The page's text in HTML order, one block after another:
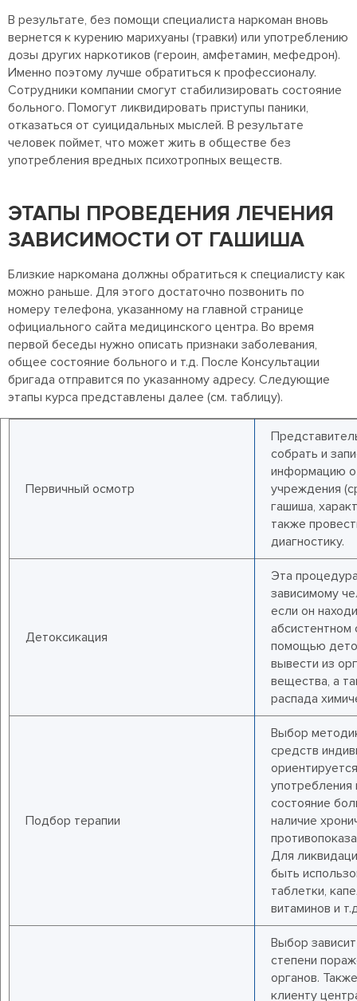
В результате, без помощи специалиста наркоман вновь
вернется к курению марихуаны (травки) или употреблению
дозы других наркотиков (героин, амфетамин, мефедрон).
Именно поэтому лучше обратиться к профессионалу.
Сотрудники компании смогут стабилизировать состояние
больного. Помогут ликвидировать приступы паники,
отказаться от суицидальных мыслей. В результате
человек поймет, что может жить в обществе без
употребления вредных психотропных веществ.
ЭТАПЫ ПРОВЕДЕНИЯ ЛЕЧЕНИЯ
ЗАВИСИМОСТИ ОТ ГАШИША
Близкие наркомана должны обратиться к специалисту как
можно раньше. Для этого достаточно позвонить по
номеру телефона, указанному на главной странице
официального сайта медицинского центра. Во время
первой беседы нужно описать признаки заболевания,
общее состояние больного и т.д. После Консультации
бригада отправится по указанному адресу. Следующие
этапы курса представлены далее (см. таблицу).
Первичный осмотр
собрать и
информацию о
учреждения
гашиша,
также
диагностику.
Детоксикация
Эта
зависимому
если он
абсистентном
помощью
вывести из
вещества, а
распада
Подбор терапии
Выбор
средств
состояние
наличие
Для
быть
таблетки,
витаминов и
Выбор
степени
органов.
клиенту